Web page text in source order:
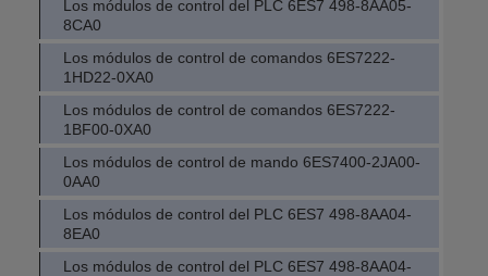
Los módulos de control del PLC 6ES7 498-8AA05-
8CA0
Los módulos de control de comandos 6ES7222-
1HD22-0XA0
Los módulos de control de comandos 6ES7222-
1BF00-0XA0
Los módulos de control de mando 6ES7400-2JA00-
0AA0
Los módulos de control del PLC 6ES7 498-8AA04-
8EA0
Los módulos de control del PLC 6ES7 498-8AA04-